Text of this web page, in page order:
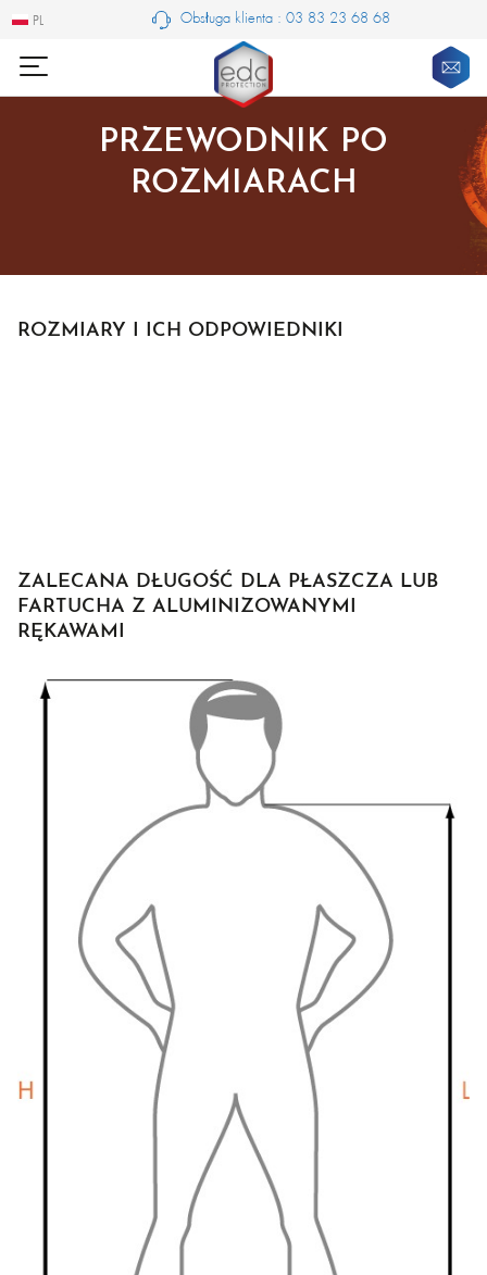
PL
PL Obsługa klienta : 03 83 23 68 68
PRZEWODNIK PO
ROZMIARACH
ROZMIARY I ICH ODPOWIEDNIKI
ZALECANA DŁUGOŚĆ DLA PŁASZCZA LUB
FARTUCHA Z ALUMINIZOWANYMI
RĘKAWAMI